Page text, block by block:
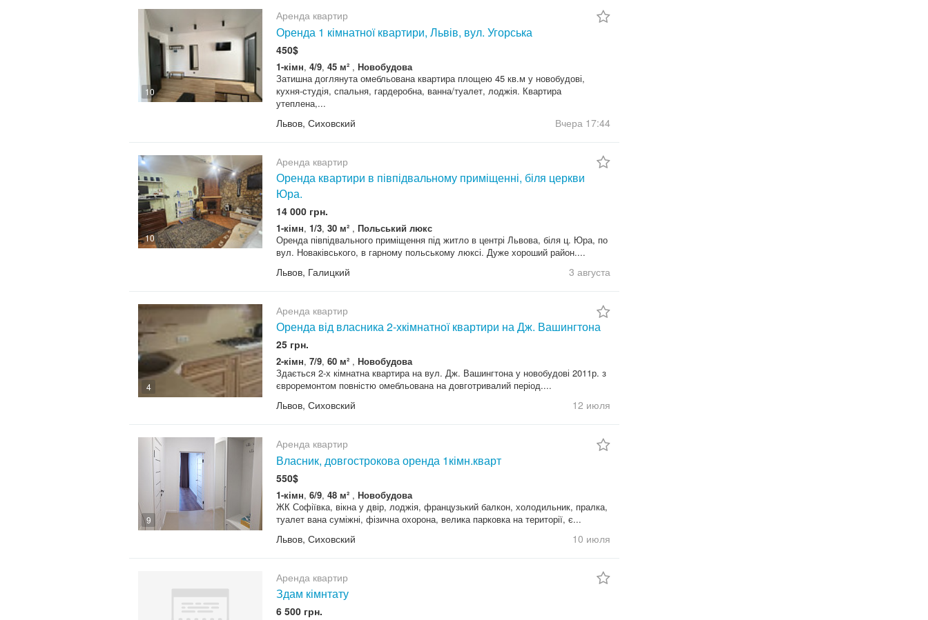
10
Аренда квартир
Оренда 1 кімнатної квартири, Львів, вул. Угорська
450$
1-кімн, 4/9, 45 м² , Новобудова
Затишна доглянута омебльована квартира площею 45 кв.м у новобудові,
кухня-студія, спальня, гардеробна, ванна/туалет, лоджія. Квартира
утеплена,...
Львов, Сиховский Вчера 17:44
10
Аренда квартир
Оренда квартири в півпідвальному приміщенні, біля церкви
Юра.
14 000 грн.
1-кімн, 1/3, 30 м² , Польський люкс
Оренда півпідвального приміщення під житло в центрі Львова, біля ц. Юра, по
вул. Новаківського, в гарному польському люксі. Дуже хороший район....
Львов, Галицкий 3 августа
4
Аренда квартир
Оренда від власника 2-хкімнатної квартири на Дж. Вашингтона
25 грн.
2-кімн, 7/9, 60 м² , Новобудова
Здається 2-х кімнатна квартира на вул. Дж. Вашингтона у новобудові 2011р. з
євроремонтом повністю омебльована на довготривалий період....
Львов, Сиховский 12 июля
9
Аренда квартир
Власник, довгострокова оренда 1кімн.кварт
550$
1-кімн, 6/9, 48 м² , Новобудова
ЖК Софіївка, вікна у двір, лоджія, французький балкон, холодильник, пралка,
туалет вана суміжні, фізична охорона, велика парковка на території, є...
Львов, Сиховский 10 июля
Аренда квартир
Здам кімнтату
6 500 грн.